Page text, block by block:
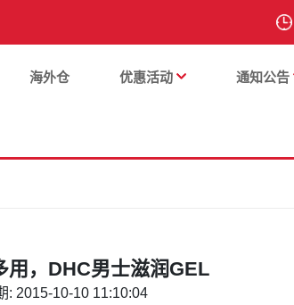
海外仓 优惠活动 通知公告
用，DHC男士滋润GEL
: 2015-10-10 11:10:04